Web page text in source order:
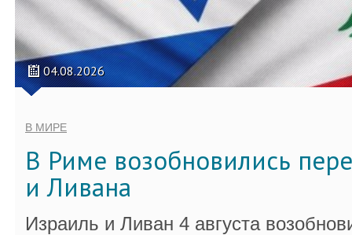
04.08.2026
В МИРЕ
В Риме возобновились
и Ливана
Израиль и Ливан 4 августа